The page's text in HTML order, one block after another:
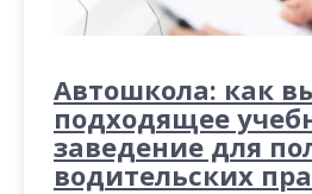
Автошкола: как
подходящее
заведение для
водительских